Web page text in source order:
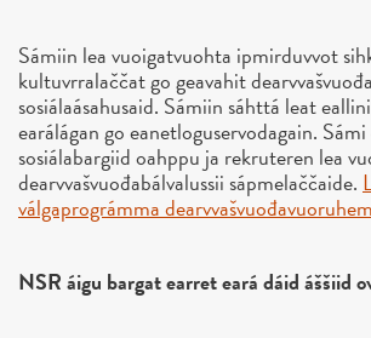
Sámiin lea vuoigatvuohta ipmirduvvot
kultuvrralaččat go geavahit
sosiálaásahusaid. Sámiin sáhttá leat
earálágan go eanetloguservodagain.
sosiálabargiid oahppu ja rekruteren lea
dearvvašvuođabálvalussii sápmelaččaide.
válgaprográmma
NSR áigu bargat earret eará dáid áššiid